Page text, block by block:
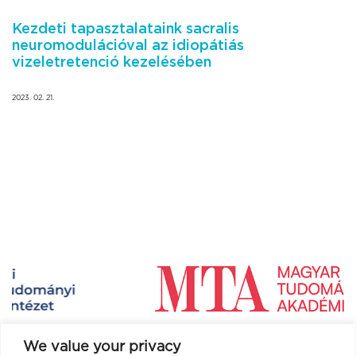
We value your privacy
Kezdeti tapasztalataink sacralis
neuromodulációval az idiopátiás
vizeletretenció kezelésében
2023. 02. 21.